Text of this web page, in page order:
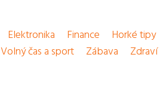
Elektronika Finance Horké tipy
Volný čas a sport Zábava Zdraví